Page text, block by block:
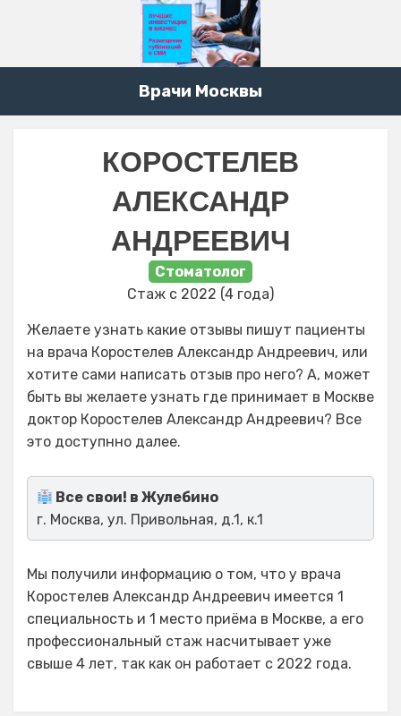
Врачи Москвы
КОРОСТЕЛЕВ
АЛЕКСАНДР
АНДРЕЕВИЧ
Стоматолог
Стаж с 2022 (4 года)
Желаете узнать какие отзывы пишут пациенты
на врача Коростелев Александр Андреевич, или
хотите сами написать отзыв про него? А, может
быть вы желаете узнать где принимает в Москве
доктор Коростелев Александр Андреевич? Все
это доступнно далее.
Все свои! в Жулебино
г. Москва, ул. Привольная, д.1, к.1
Мы получили информацию о том, что у врача
Коростелев Александр Андреевич имеется 1
специальность и 1 место приёма в Москве, а его
профессиональный стаж насчитывает уже
свыше 4 лет, так как он работает с 2022 года.